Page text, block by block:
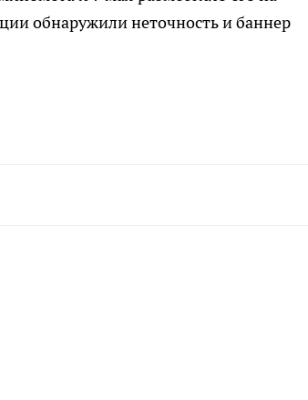
обнаружили неточность и баннер